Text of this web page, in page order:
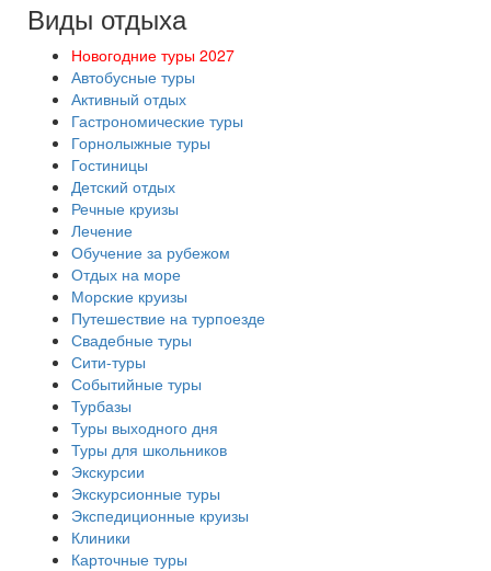
Виды отдыха
Новогодние туры 2027
Автобусные туры
Активный отдых
Гастрономические туры
Горнолыжные туры
Гостиницы
Детский отдых
Речные круизы
Лечение
Обучение за рубежом
Отдых на море
Морские круизы
Путешествие на турпоезде
Свадебные туры
Сити-туры
Событийные туры
Турбазы
Туры выходного дня
Туры для школьников
Экскурсии
Экскурсионные туры
Экспедиционные круизы
Клиники
Карточные туры